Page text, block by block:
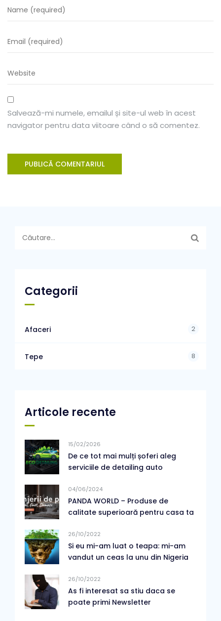
Salvează-mi numele, emailul și site-ul web în acest
navigator pentru data viitoare când o să comentez.
Categorii
Afaceri 2
Tepe 8
Articole recente
15/02/2026
De ce tot mai mulți șoferi aleg
serviciile de detailing auto
04/06/2024
PANDA WORLD – Produse de
calitate superioară pentru casa ta
26/10/2022
Si eu mi-am luat o teapa: mi-am
vandut un ceas la unu din Nigeria
26/10/2022
As fi interesat sa stiu daca se
poate primi Newsletter